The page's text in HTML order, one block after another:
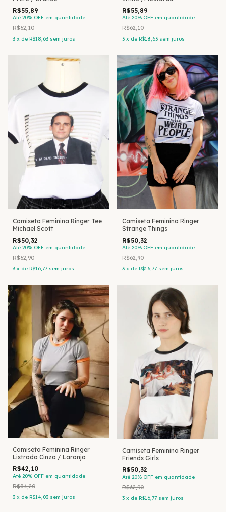
R$55,89
Até 20% OFF em quantidade
R$62,10
3 x de R$18,63 sem juros
R$55,89
Até 20% OFF em quantidade
R$62,10
3 x de R$18,63 sem juros
Camiseta Feminina Ringer Tee
Michael Scott
R$50,32
Até 20% OFF em quantidade
R$62,90
3 x de R$16,77 sem juros
Camiseta Feminina Ringer
Strange Things
R$50,32
Até 20% OFF em quantidade
R$62,90
3 x de R$16,77 sem juros
Camiseta Feminina Ringer
Listrada Cinza / Laranja
R$42,10
Até 20% OFF em quantidade
R$84,20
3 x de R$14,03 sem juros
Camiseta Feminina Ringer
Friends Girls
R$50,32
Até 20% OFF em quantidade
R$62,90
3 x de R$16,77 sem juros